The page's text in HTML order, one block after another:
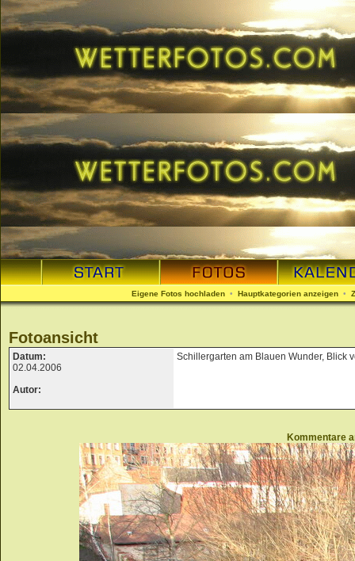
Eigene Fotos hochladen • Hauptkategorien anzeigen •
Fotoansicht
Datum:
02.04.2006
Autor:
Schillergarten am Blauen Wunder, Blick
Kommentare